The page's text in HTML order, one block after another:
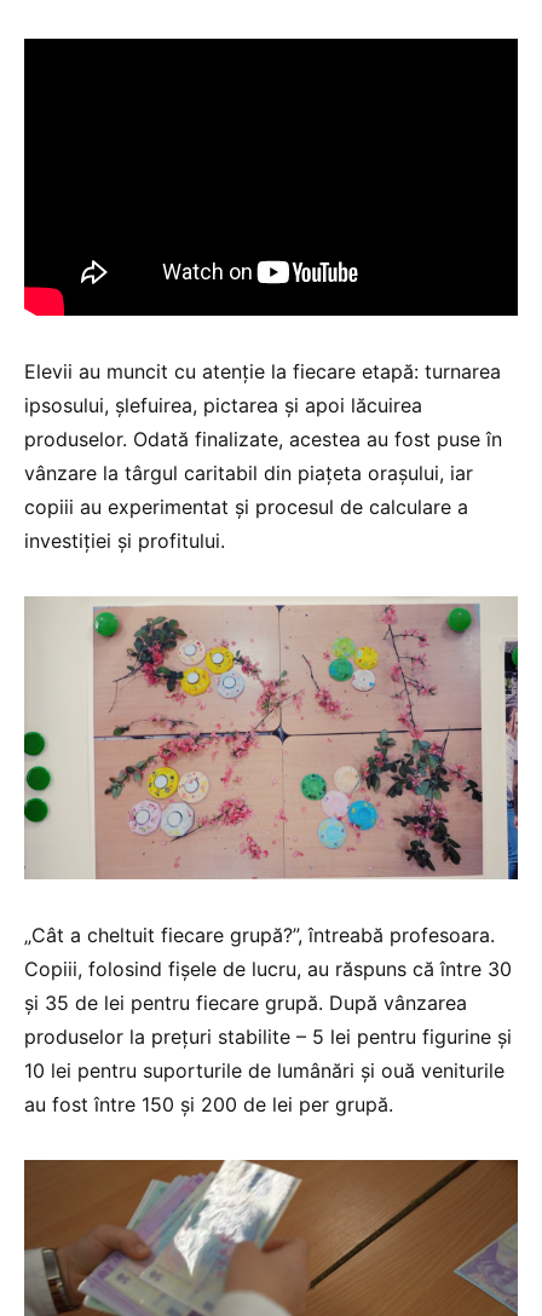
Elevii au muncit cu atenție la fiecare etapă: turnarea
ipsosului, șlefuirea, pictarea și apoi lăcuirea
produselor. Odată finalizate, acestea au fost puse în
vânzare la târgul caritabil din piațeta orașului, iar
copiii au experimentat și procesul de calculare a
investiției și profitului.
„Cât a cheltuit fiecare grupă?”, întreabă profesoara.
Copiii, folosind fișele de lucru, au răspuns că între 30
și 35 de lei pentru fiecare grupă. După vânzarea
produselor la prețuri stabilite – 5 lei pentru figurine și
10 lei pentru suporturile de lumânări și ouă veniturile
au fost între 150 și 200 de lei per grupă.